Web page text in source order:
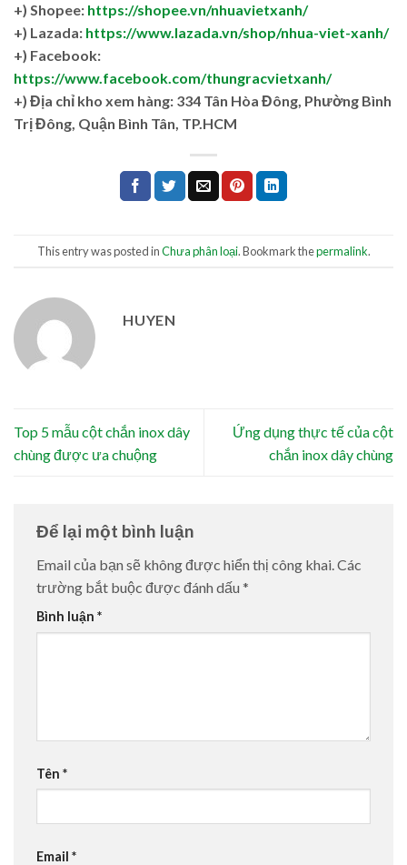
+) Shopee: https://shopee.vn/nhuavietxanh/
+) Lazada: https://www.lazada.vn/shop/nhua-viet-xanh/
+) Facebook:
https://www.facebook.com/thungracvietxanh/
+) Địa chỉ kho xem hàng: 334 Tân Hòa Đông, Phường Bình
Trị Đông, Quận Bình Tân, TP.HCM
This entry was posted inChưa phân loại. Bookmark thepermalink.
HUYEN
Top 5 mẫu cột chắn inox dây
chùng được ưa chuộng
Ứng dụng thực tế của cột
chắn inox dây chùng
Để lại một bình luận
Email của bạn sẽ không được hiển thị công khai.Các
trường bắt buộc được đánh dấu *
Bình luận *
Tên *
Email *